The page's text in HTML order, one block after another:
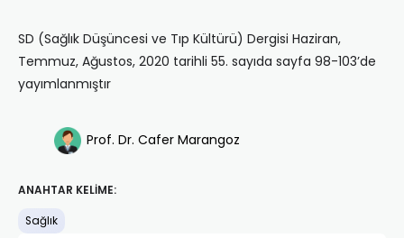
SD (Sağlık Düşüncesi ve Tıp Kültürü) Dergisi Haziran,
Temmuz, Ağustos, 2020 tarihli 55. sayıda sayfa 98-103’de
yayımlanmıştır
Prof. Dr. Cafer Marangoz
ANAHTAR KELIME:
Sağlık